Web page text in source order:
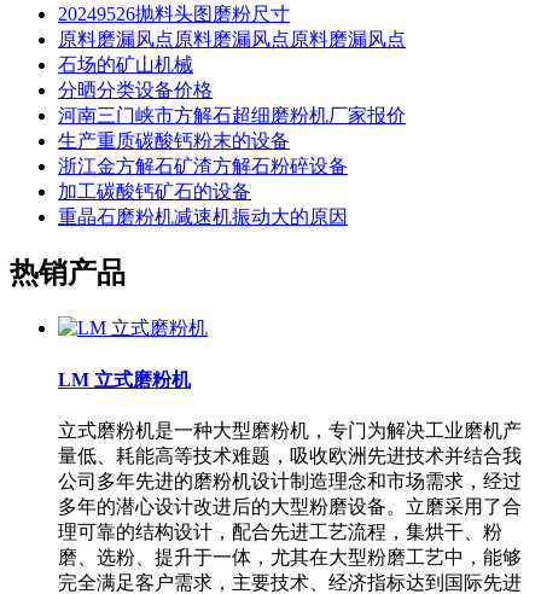
20249526抛料头图磨粉尺寸
原料磨漏风点原料磨漏风点原料磨漏风点
石场的矿山机械
分晒分类设备价格
河南三门峡市方解石超细磨粉机厂家报价
生产重质碳酸钙粉末的设备
浙江金方解石矿渣方解石粉碎设备
加工碳酸钙矿石的设备
重晶石磨粉机减速机振动大的原因
热销产品
LM 立式磨粉机
立式磨粉机是一种大型磨粉机，专门为解决工业磨机产
量低、耗能高等技术难题，吸收欧洲先进技术并结合我
公司多年先进的磨粉机设计制造理念和市场需求，经过
多年的潜心设计改进后的大型粉磨设备。立磨采用了合
理可靠的结构设计，配合先进工艺流程，集烘干、粉
磨、选粉、提升于一体，尤其在大型粉磨工艺中，能够
完全满足客户需求，主要技术、经济指标达到国际先进